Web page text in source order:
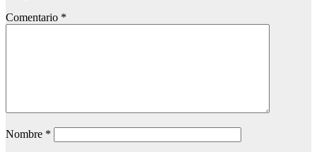
Comentario *
Nombre *